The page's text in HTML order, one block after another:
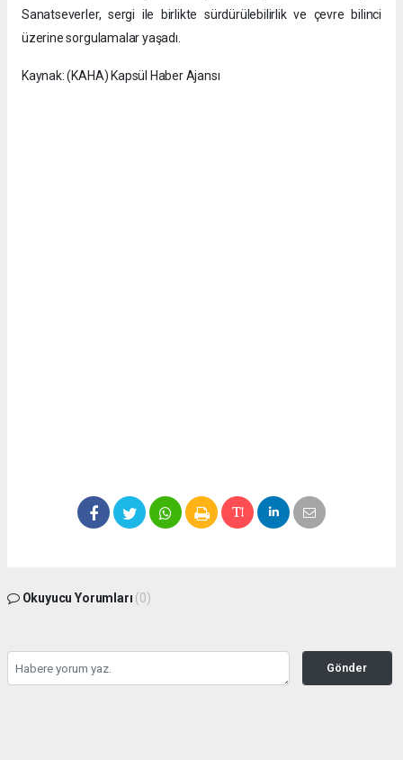
Sanatseverler, sergi ile birlikte sürdürülebilirlik ve çevre bilinci
üzerine sorgulamalar yaşadı.
Kaynak: (KAHA) Kapsül Haber Ajansı
Okuyucu Yorumları (0)
Gönder